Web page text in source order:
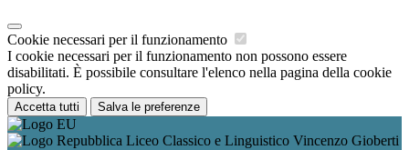
Cookie necessari per il funzionamento
I cookie necessari per il funzionamento non possono essere
disabilitati. È possibile consultare l'elenco nella pagina della cookie
policy.
Accetta tutti Salva le preferenze
Liceo Classico e Linguistico Vincenzo Gioberti